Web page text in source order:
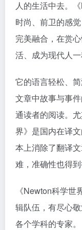
人的生活中去。
时尚、前卫的感
完美融合，在赏
活、成为现代人一
它的语言轻松、
文章中故事与事
通读者的阅读。
界》是国内在译
本上消除了翻译
难，准确性也得到
《Newton科学
辑队伍，有尽心
各个学科的专家